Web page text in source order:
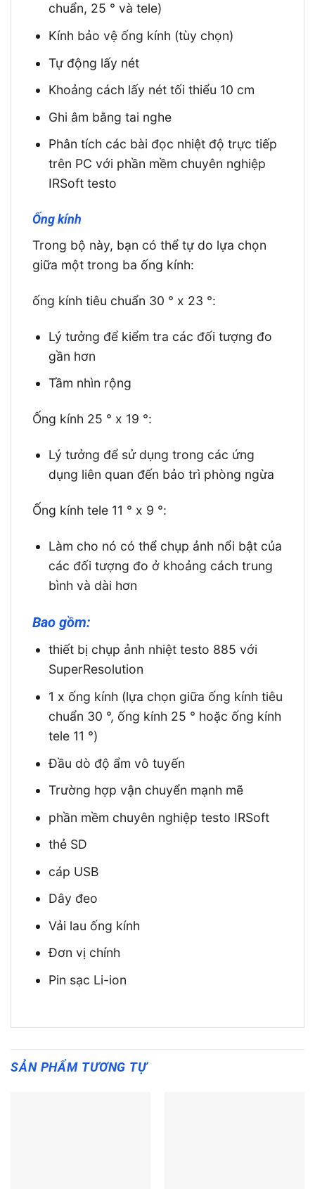
chuẩn, 25 ° và tele)
Kính bảo vệ ống kính (tùy chọn)
Tự động lấy nét
Khoảng cách lấy nét tối thiểu 10 cm
Ghi âm bằng tai nghe
Phân tích các bài đọc nhiệt độ trực tiếp
trên PC với phần mềm chuyên nghiệp
IRSoft testo
Ống kính
Trong bộ này, bạn có thể tự do lựa chọn
giữa một trong ba ống kính:
ống kính tiêu chuẩn 30 ° x 23 °:
Lý tưởng để kiểm tra các đối tượng đo
gần hơn
Tầm nhìn rộng
Ống kính 25 ° x 19 °:
Lý tưởng để sử dụng trong các ứng
dụng liên quan đến bảo trì phòng ngừa
Ống kính tele 11 ° x 9 °:
Làm cho nó có thể chụp ảnh nổi bật của
các đối tượng đo ở khoảng cách trung
bình và dài hơn
Bao gồm:
thiết bị chụp ảnh nhiệt testo 885 với
SuperResolution
1 x ống kính (lựa chọn giữa ống kính tiêu
chuẩn 30 °, ống kính 25 ° hoặc ống kính
tele 11 °)
Đầu dò độ ẩm vô tuyến
Trường hợp vận chuyển mạnh mẽ
phần mềm chuyên nghiệp testo IRSoft
thẻ SD
cáp USB
Dây đeo
Vải lau ống kính
Đơn vị chính
Pin sạc Li-ion
SẢN PHẨM TƯƠNG TỰ